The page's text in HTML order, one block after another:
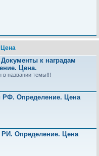
к наградам
Цена.
в названии темы!!!
РФ. Определение. Цена
РИ. Определение. Цена